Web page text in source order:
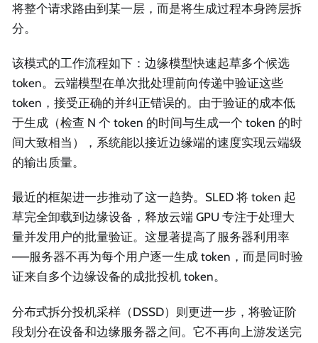
将整个请求路由到某一层，而是将生成过程本身跨层拆
分。
该模式的工作流程如下：边缘模型快速起草多个候选
token。云端模型在单次批处理前向传递中验证这些
token，接受正确的并纠正错误的。由于验证的成本低
于生成（检查 N 个 token 的时间与生成一个 token 的时
间大致相当），系统能以接近边缘端的速度实现云端级
的输出质量。
最近的框架进一步推动了这一趋势。SLED 将 token 起
草完全卸载到边缘设备，释放云端 GPU 专注于处理大
量并发用户的批量验证。这显著提高了服务器利用率
——服务器不再为每个用户逐一生成 token，而是同时验
证来自多个边缘设备的成批投机 token。
分布式拆分投机采样（DSSD）则更进一步，将验证阶
段划分在设备和边缘服务器之间。它不再向上游发送完